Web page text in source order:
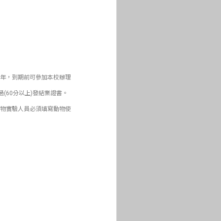
，到期前可參加本校辦理
(60分以上)發結業證書。
實驗人員必須填寫動物使